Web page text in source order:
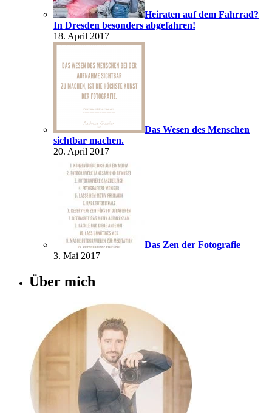
Heiraten auf dem Fahrrad?
In Dresden besonders abgefahren!
18. April 2017
Das Wesen des Menschen
sichtbar machen.
20. April 2017
Das Zen der Fotografie
3. Mai 2017
Über mich